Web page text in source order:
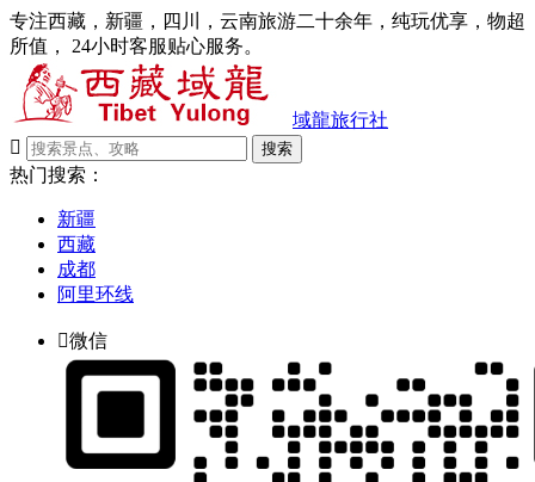
专注西藏，新疆，四川，云南旅游二十余年，纯玩优享，物超
所值， 24小时客服贴心服务。
域龍旅行社

搜索
热门搜索：
新疆
西藏
成都
阿里环线
微信